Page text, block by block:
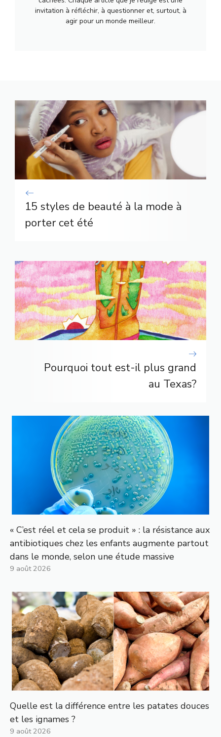
invitation à réfléchir, à questionner et, surtout, à
agir pour un monde meilleur.
15 styles de beauté à la mode à
porter cet été
Pourquoi tout est-il plus grand
au Texas?
« C’est réel et cela se produit » : la résistance aux
antibiotiques chez les enfants augmente partout
dans le monde, selon une étude massive
9 août 2026
Quelle est la différence entre les patates douces
et les ignames ?
9 août 2026